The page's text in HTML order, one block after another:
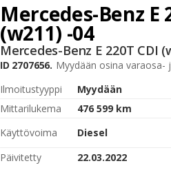
Mercedes-Benz E
(w211) -04
Mercedes-Benz E 220T CDI
ID 2707656. Myydään osinavaraosa-
Ilmoitustyyppi
Myydään
Mittarilukema
476 599 km
Käyttövoima
Diesel
Päivitetty
22.03.2022